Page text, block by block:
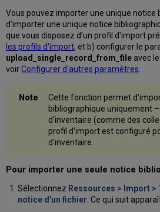
Vous pouvez importer une unique notice
d'importer une unique notice
que vous disposez d’un profil d'import
les profils d'import, et b) configurer le
upload_single_record_from_file avec
voirConfigurer d'autres paramètres
Cette fonction permet
bibliographique uniquement
d'inventaire (comme des
profil d'import est configuré
d'inventaire.
Pour importer une seule notice
Sélectionnez Ressources > Import
notice d'un fichier. Ce qui suit